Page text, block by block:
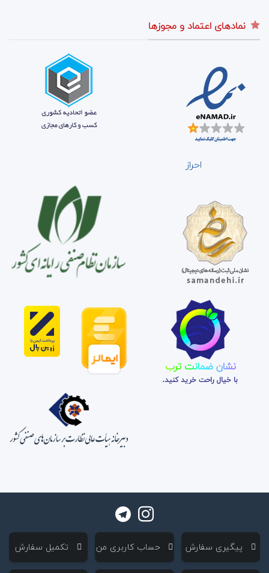
نمادهای اعتماد و مجوزها
احراز
نشان ضمانت ترب
با خیال راحت خرید کنید.
‌ پیگیری سفارش ‌ حساب کاربری من ‌ تکمیل سفارش